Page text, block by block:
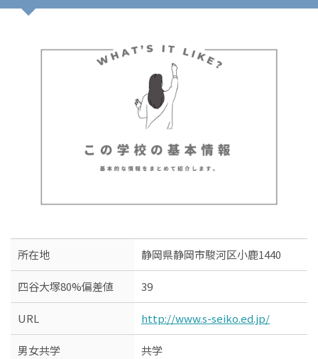
所在地 静岡県静岡市駿河区小鹿1440
四谷大塚80%偏差値 39
URL http://www.s-seiko.ed.jp/
男女共学 共学